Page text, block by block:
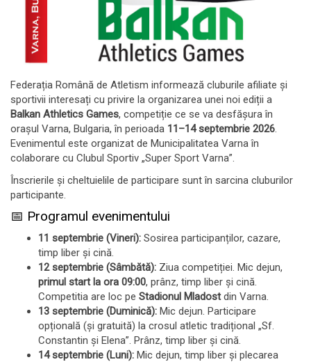
Federația Română de Atletism informează cluburile afiliate și
sportivii interesați cu privire la organizarea unei noi ediții a
Balkan Athletics Games, competiție ce se va desfășura în
orașul Varna, Bulgaria, în perioada 11–14 septembrie 2026.
Evenimentul este organizat de Municipalitatea Varna în
colaborare cu Clubul Sportiv „Super Sport Varna”.
Înscrierile și cheltuielile de participare sunt în sarcina cluburilor
participante.
📅 Programul evenimentului
11 septembrie (Vineri): Sosirea participanților, cazare,
timp liber și cină.
12 septembrie (Sâmbătă): Ziua competiției. Mic dejun,
primul start la ora 09:00, prânz, timp liber și cină.
Competitia are loc pe Stadionul Mladostdin Varna.
13 septembrie (Duminică): Mic dejun. Participare
opțională (și gratuită) la crosul atletic tradițional „Sf.
Constantin și Elena”. Prânz, timp liber și cină.
14 septembrie (Luni): Mic dejun, timp liber și plecarea